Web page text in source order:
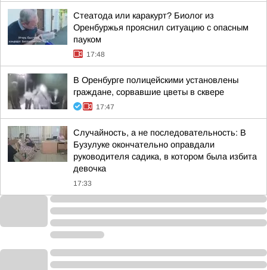
Стеатода или каракурт? Биолог из
Оренбуржья прояснил ситуацию с опасным
пауком
17:48
В Оренбурге полицейскими установлены
граждане, сорвавшие цветы в сквере
17:47
Случайность, а не последовательность: В
Бузулуке окончательно оправдали
руководителя садика, в котором была избита
девочка
17:33